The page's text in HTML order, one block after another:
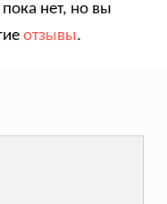
нет, но вы
отзывы.